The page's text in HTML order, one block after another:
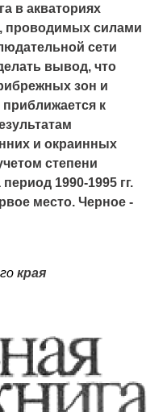
в акваториях
проводимых силами
сети
вывод, что
зон и
к
и окраинных
степени
1990-1995 гг.
место. Черное -
края